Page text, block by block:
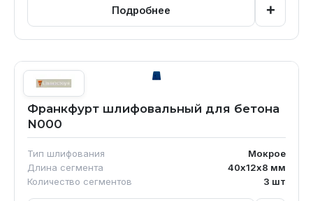
Подробнее +
Франкфурт шлифовальный для бетона
N000
Тип шлифования
Мокрое
Длина сегмента
40х12х8 мм
Количество сегментов
3 шт